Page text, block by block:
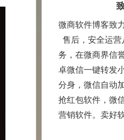
微商软件博客致
售后，安全运
务，在微商界信
卓微信一键转发
分身，微信自动
抢红包软件，微
营销软件。卖好